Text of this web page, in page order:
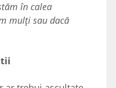
în calea
mulți sau dacă